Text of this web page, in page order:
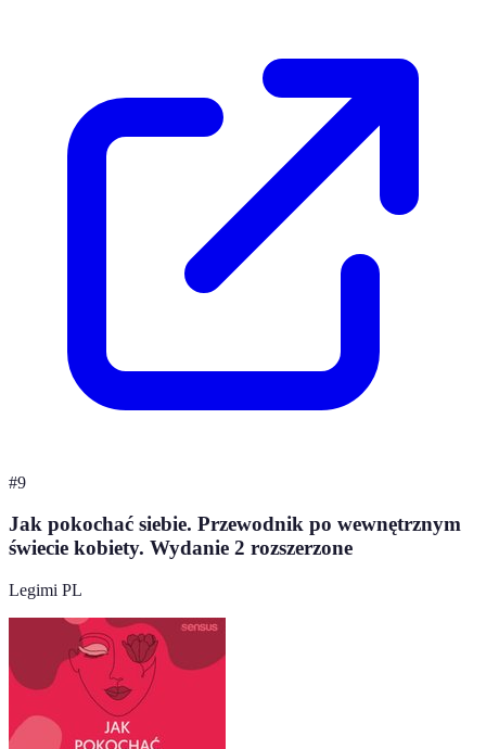
#9
Jak pokochać siebie. Przewodnik po wewnętrznym
świecie kobiety. Wydanie 2 rozszerzone
Legimi PL